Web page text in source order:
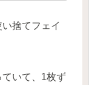
捨てフェイ
いて、1枚ず